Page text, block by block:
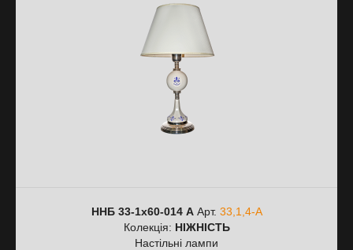
ННБ 33-1х60-014 ААрт. 33,1,4-А
Колекція: НІЖНІСТЬ
Настільні лампи